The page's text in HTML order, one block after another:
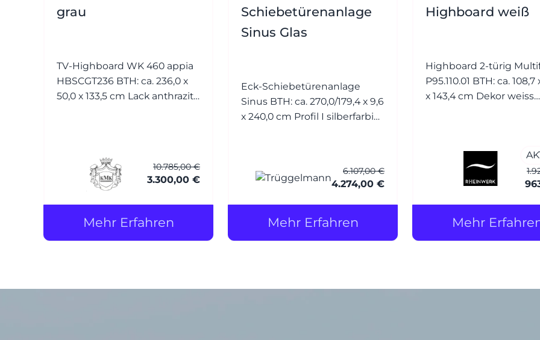
grau
TV-Highboard WK 460 appia
HBSCGT236 BTH: ca. 236,0 x
50,0 x 133,5 cm Lack anthrazit
10.785,00 €
3.300,00 €
Mehr Erfahren
Schiebetürenanlage
Sinus Glas
Eck-Schiebetürenanlage
Sinus BTH: ca. 270,0/179,4 x 9,6
x 240,0 cm Profil I silberfarbig
Splitterschutzfolie) 2-läufig -
stehende Tür - m. Griffleiste,
Wa
6.107,00 €
4.274,00 €
Mehr Erfahren
Highboard weiß
Highboard 2-türig Multiflex -
P95.110.01 BTH: ca. 108,7 x 38,4
x 143,4 cm Dekor weiss
Mehr